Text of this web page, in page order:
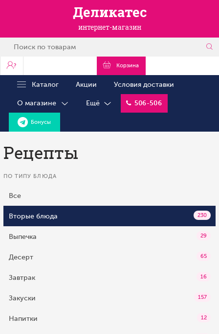
Деликатес
интернет-магазин
? Корзина
Каталог Акции Условия доставки
О магазине Ещё 506-506
Бонусы
Рецепты
ПО ТИПУ БЛЮДА
Все
Вторые блюда 230
Выпечка 29
Десерт 65
Завтрак 16
Закуски 157
Напитки 12